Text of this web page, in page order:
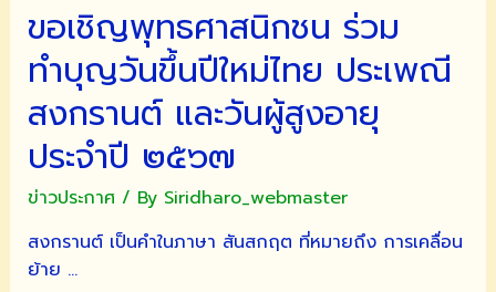
ขอเชิญพุทธศาสนิกชน ร่วม
ทำบุญวันขึ้นปีใหม่ไทย ประเพณี
สงกรานต์ และวันผู้สูงอายุ
ประจำปี ๒๕๖๗
ข่าวประกาศ/ By Siridharo_webmaster
สงกรานต์ เป็นคำในภาษา สันสกฤต ที่หมายถึง การเคลื่อน
ย้าย …